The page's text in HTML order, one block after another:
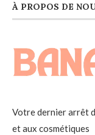
À PROPOS DE
Votre dernier arrêt
et aux cosmétiques